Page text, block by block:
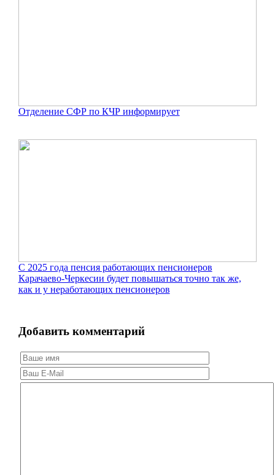
Отделение СФР по КЧР информирует
С 2025 года пенсия работающих пенсионеров
Карачаево-Черкесии будет повышаться точно так же,
как и у неработающих пенсионеров
Добавить комментарий